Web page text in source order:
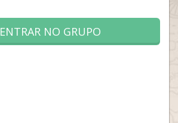
ENTRAR NO GRUPO